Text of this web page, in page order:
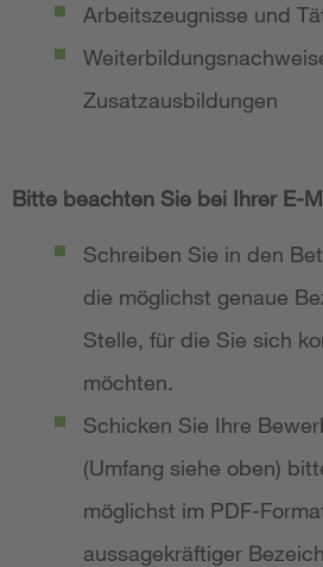
Arbeitszeugnisse und
Zusatzausbildungen
Bitte beachten Sie bei Ihrer E-
Schreiben Sie in den
die möglichst genaue
Stelle, für die Sie sich
möchten.
Schicken Sie Ihre
(Umfang siehe oben)
möglichst im PDF-
aussagekräftiger